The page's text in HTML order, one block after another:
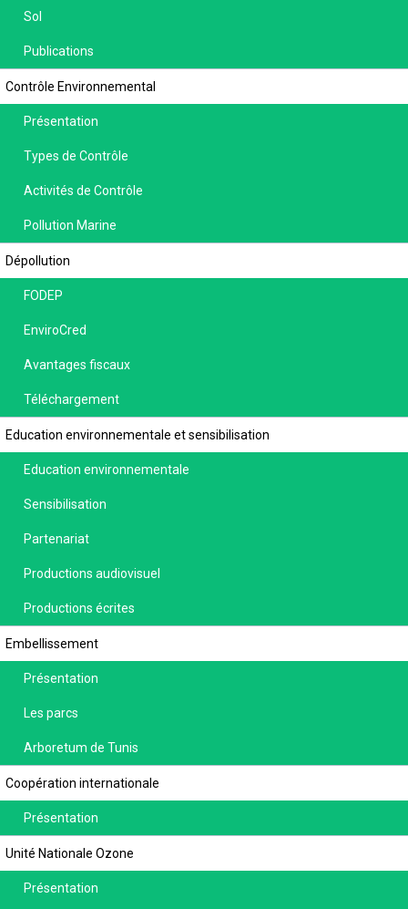
Sol
Publications
Contrôle Environnemental
Présentation
Types de Contrôle
Activités de Contrôle
Pollution Marine
Dépollution
FODEP
EnviroCred
Avantages fiscaux
Téléchargement
Education environnementale et sensibilisation
Education environnementale
Sensibilisation
Partenariat
Productions audiovisuel
Productions écrites
Embellissement
Présentation
Les parcs
Arboretum de Tunis
Coopération internationale
Présentation
Unité Nationale Ozone
Présentation